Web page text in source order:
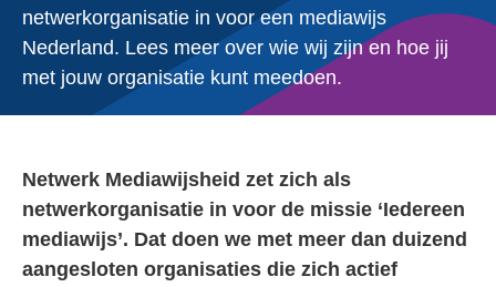
netwerkorganisatie in voor een mediawijs
Nederland. Lees meer over wie wij zijn en hoe jij
met jouw organisatie kunt meedoen.
Netwerk Mediawijsheid zet zich als
netwerkorganisatie in voor de missie ‘Iedereen
mediawijs’. Dat doen we met meer dan duizend
aangesloten organisaties die zich actief